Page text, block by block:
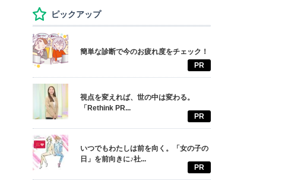
ピックアップ
簡単な診断で今のお疲れ度をチェック！
PR
視点を変えれば、世の中は変わる。
「Rethink PR...
PR
いつでもわたしは前を向く。「女の子の
日」を前向きに♪社...
PR